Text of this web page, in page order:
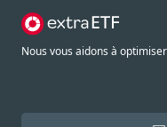
Nous vous aidons à